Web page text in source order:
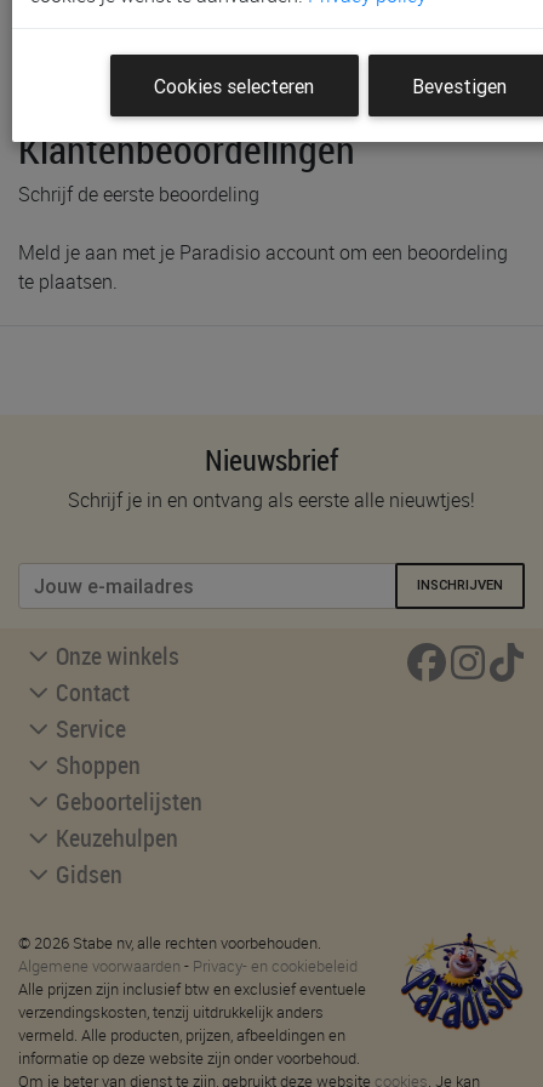
Productinformatie & specificaties
Voorraad bij Paradisio
Klantenbeoordelingen
Schrijf de eerste beoordeling
Meld je aan met je Paradisio account om een beoordeling
te plaatsen.
Nieuwsbrief
Schrijf je in en ontvang als eerste alle nieuwtjes!
INSCHRIJVEN
Onze winkels
Contact
Service
Shoppen
Geboortelijsten
Keuzehulpen
Gidsen
© 2026 Stabe nv, alle rechten voorbehouden.
Algemene voorwaarden - Privacy- en cookiebeleid
Alle prijzen zijn inclusief btw en exclusief eventuele
verzendingskosten, tenzij uitdrukkelijk anders
vermeld. Alle producten, prijzen, afbeeldingen en
informatie op deze website zijn onder voorbehoud.
Om je beter van dienst te zijn, gebruikt deze website cookies. Je kan
Cookies selecteren Bevestigen